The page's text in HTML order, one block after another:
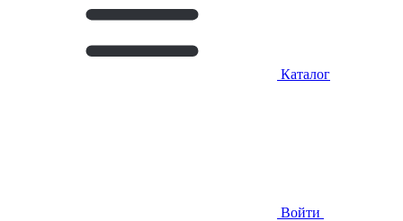
Каталог
Войти